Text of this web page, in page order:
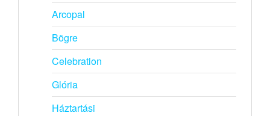
Arcopal
Bögre
Celebration
Glória
Háztartási